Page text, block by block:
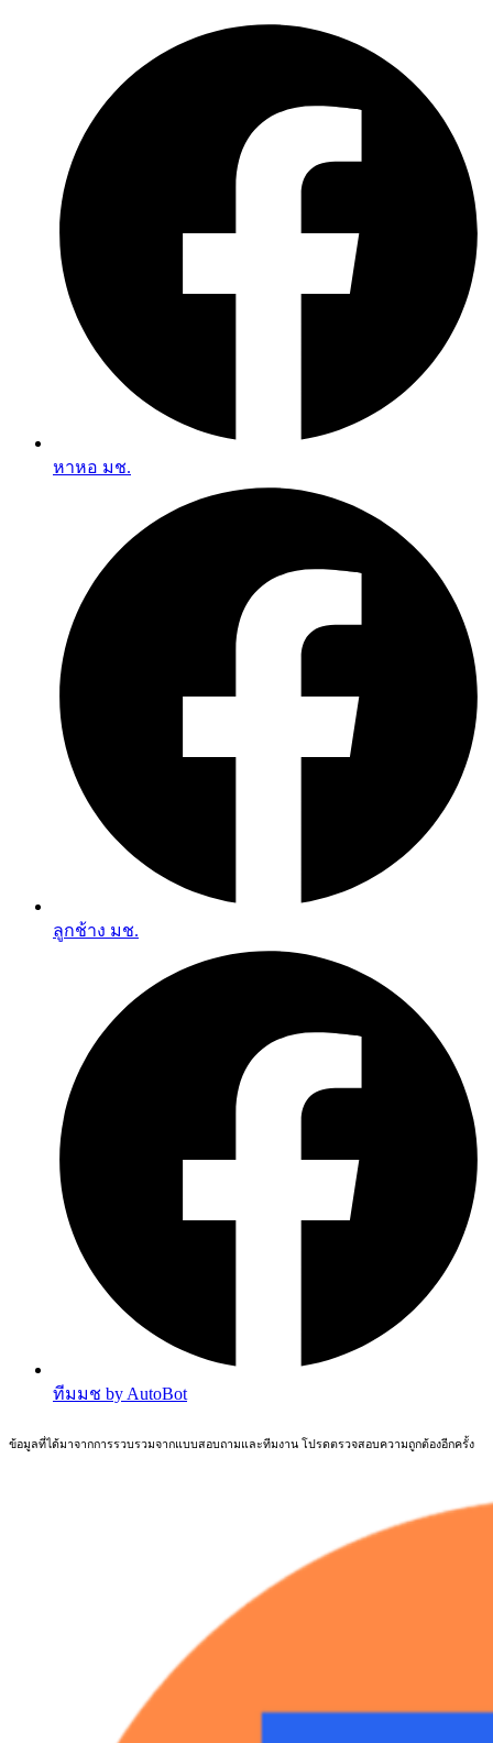
หาหอ มช.
ลูกช้าง มช.
ทีมมช by AutoBot
ข้อมูลที่ได้มาจากการรวบรวมจากแบบสอบถามและทีมงาน โปรดตรวจสอบความถูกต้องอีกครั้ง